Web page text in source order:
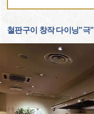
철판구이 창작 다이닝"극"